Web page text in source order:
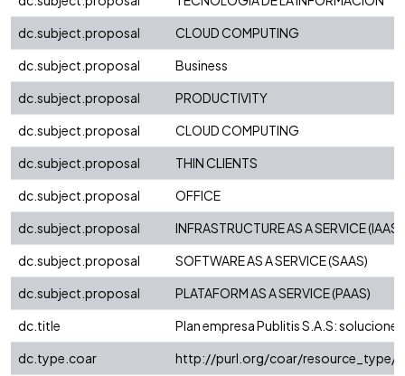
dc.subject.proposal
CLOUD COMPUTING
dc.subject.proposal
Business
dc.subject.proposal
PRODUCTIVITY
dc.subject.proposal
CLOUD COMPUTING
dc.subject.proposal
THIN CLIENTS
dc.subject.proposal
OFFICE
dc.subject.proposal
INFRASTRUCTURE AS A SERVICE (IAAS)
dc.subject.proposal
SOFTWARE AS A SERVICE (SAAS)
dc.subject.proposal
PLATAFORM AS A SERVICE (PAAS)
dc.title
Plan empresa Publitis S.A.S:
dc.type.coar
http://purl.org/coar/resource_type/